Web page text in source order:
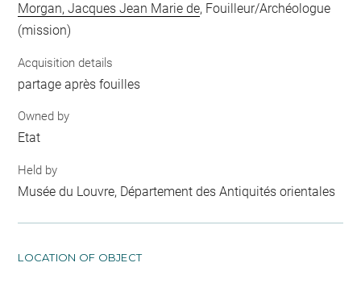
Morgan, Jacques Jean Marie de, Fouilleur/Archéologue
(mission)
Acquisition details
partage après fouilles
Owned by
Etat
Held by
Musée du Louvre, Département des Antiquités orientales
LOCATION OF OBJECT